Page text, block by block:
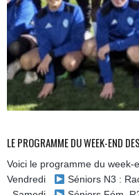
LE PROGRAMME DU WEEK-END
Voici le programme du
Vendredi
Séniors N3 :